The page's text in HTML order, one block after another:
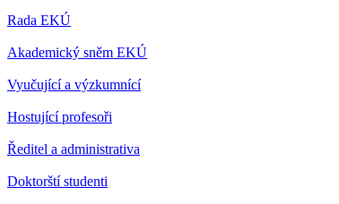
Rada EKÚ
Akademický sněm EKÚ
Vyučující a výzkumnící
Hostující profesoři
Ředitel a administrativa
Doktorští studenti